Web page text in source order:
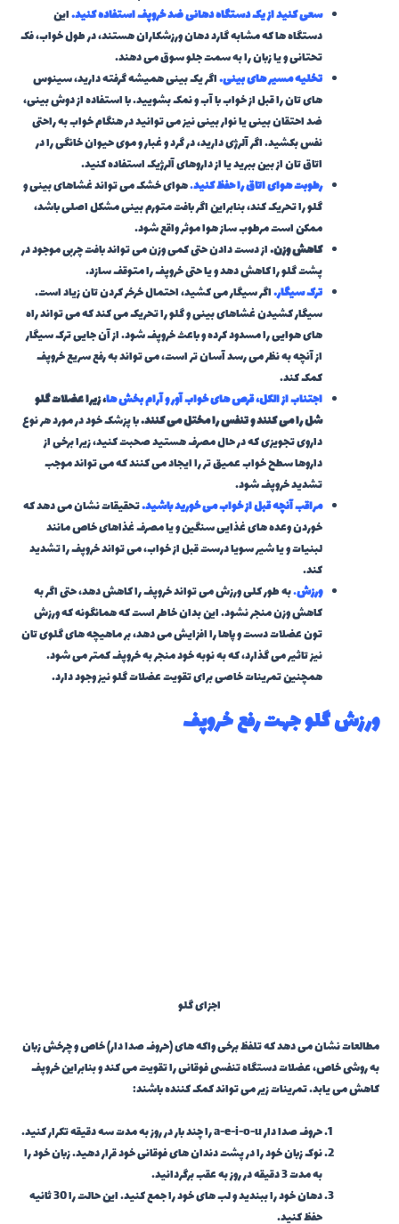
سعی کنید از یک دستگاه دهانی ضد خروپف استفاده کنید.این
دستگاه ها که مشابه گارد دهان ورزشکاران هستند، در طول خواب، فک
تحتانی و یا زبان را به سمت جلو سوق می دهند.
تخلیه مسیر های بینی.اگر یک بینی همیشه گرفته دارید، سینوس
های تان را قبل از خواب با آب و نمک بشویید. با استفاده از دوش بینی،
ضد احتقان بینی یا نوار بینی نیز می توانید در هنگام خواب به راحتی
نفس بکشید. اگر آلرژی دارید، در گرد و غبار و موی حیوان خانگی را در
اتاق تان از بین ببرید یا از داروهای آلرژیک استفاده کنید.
رطوبت هوای اتاق را حفظ کنید.هوای خشک می تواند غشاهای بینی و
گلو را تحریک کند، بنابراین اگر بافت متورم بینی مشکل اصلی باشد،
ممکن است مرطوب ساز هوا موثر واقع شود.
کاهش وزن.از دست دادن حتی کمی وزن می تواند بافت چربی موجود در
پشت گلو را کاهش دهد و یا حتی خروپف را متوقف سازد.
ترک سیگار.اگر سیگار می کشید، احتمال خرخر کردن تان زیاد است.
سیگار کشیدن غشاهای بینی و گلو را تحریک می کند که می تواند راه
های هوایی را مسدود کرده و باعث خروپف شود. از آن جایی ترک سیگار
از آنچه به نظر می رسد آسان تر است، می تواند به رفع سریع خروپف
کمک کند.
اجتناب از الکل، قرص های خواب آور و آرام بخش ها، زیرا عضلات گلو
شل را می کنند و تنفس را مختل می کنند.با پزشک خود در مورد هر نوع
داروی تجویزی که در حال مصرف هستید صحبت کنید، زیرا برخی از
داروها سطح خواب عمیق تر را ایجاد می کنند که می تواند موجب
تشدید خروپف شود.
مراقب آنچه قبل از خواب می خورید باشید.تحقیقات نشان می دهد که
خوردن وعده های غذایی سنگین و یا مصرف غذاهای خاص مانند
لبنیات و یا شیر سویا درست قبل از خواب، می تواند خروپف را تشدید
کند.
ورزش.به طور کلی ورزش می تواند خروپف را کاهش دهد، حتی اگر به
کاهش وزن منجر نشود. این بدان خاطر است که همانگونه که ورزش
تون عضلات دست و پاها را افزایش می دهد، بر ماهیچه های گلوی تان
نیز تاثیر می گذارد، که به نوبه خود منجر به خروپف کمتر می شود.
همچنین تمرینات خاصی برای تقویت عضلات گلو نیز وجود دارد.
ورزش گلو جهت رفع خروپف
اجزای گلو
مطالعات نشان می دهد که تلفظ برخی واکه های (حروف صدا دار) خاص و چرخش زبان
به روشی خاص، عضلات دستگاه تنفسی فوقانی را تقویت می کند و بنابراین خروپف
کاهش می یابد. تمرینات زیر می تواند کمک کننده باشند:
حروف صدا دار a-e-i-o-u را چند بار در روز به مدت سه دقیقه تکرار کنید.
نوک زبان خود را در پشت دندان های فوقانی خود قرار دهید. زبان خود را
به مدت 3 دقیقه در روز به عقب برگردانید.
دهان خود را ببندید و لب های خود را جمع کنید. این حالت را 30 ثانیه
حفظ کنید.